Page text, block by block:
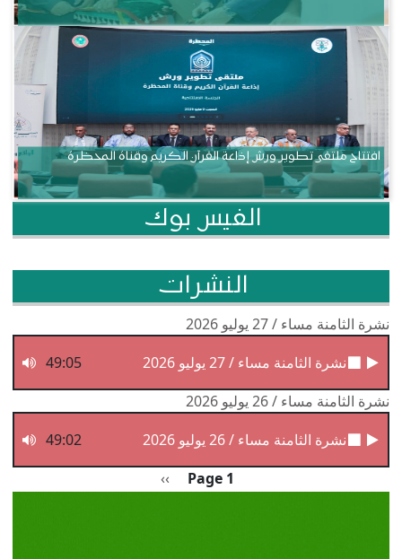
افتتاح ملتقى تطوير ورش إذاعة القرآن الكريم وقناة المحظرة
الفيس بوك
النشرات
نشرة الثامنة مساء / 27 يوليو 2026
نشرة الثامنة مساء / 27 يوليو 2026
49:05
نشرة الثامنة مساء / 26 يوليو 2026
نشرة الثامنة مساء / 26 يوليو 2026
49:02
Page 1 الصفحة التالية
››